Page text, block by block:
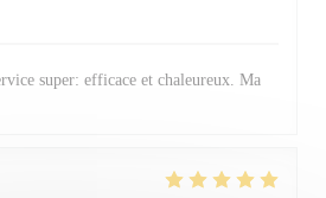
super: efficace et chaleureux. Ma